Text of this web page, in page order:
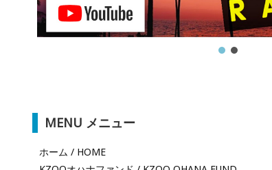
MENU メニュー
ホーム / HOME